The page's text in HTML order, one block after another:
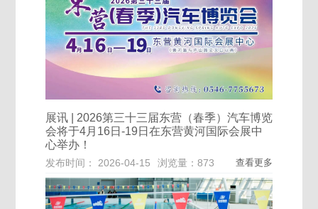
展讯 | 2026第三十三届东营（春季）汽车博览
会将于4月16日-19日在东营黄河国际会展中
心举办！
发布时间： 2026-04-15 浏览量：873 查看更多